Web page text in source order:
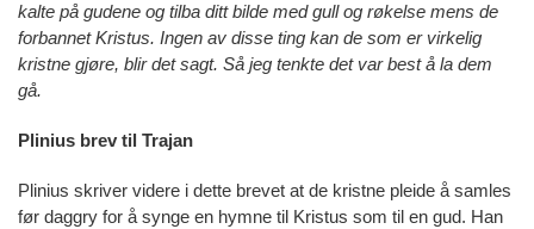
kalte på gudene og tilba ditt bilde med gull og røkelse mens de
forbannet Kristus. Ingen av disse ting kan de som er virkelig
kristne gjøre, blir det sagt. Så jeg tenkte det var best å la dem
gå.
Plinius brev til Trajan
Plinius skriver videre i dette brevet at de kristne pleide å samles
før daggry for å synge en hymne til Kristus som til en gud. Han